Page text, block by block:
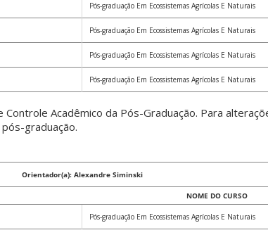
Pós-graduação Em Ecossistemas Agrícolas E Naturais
Pós-graduação Em Ecossistemas Agrícolas E Naturais
Pós-graduação Em Ecossistemas Agrícolas E Naturais
Pós-graduação Em Ecossistemas Agrícolas E Naturais
Acadêmico da Pós-Graduação. Para
graduação.
Orientador(a): Alexandre Siminski
NOME DO CURSO
Pós-graduação Em Ecossistemas Agrícolas E Naturais